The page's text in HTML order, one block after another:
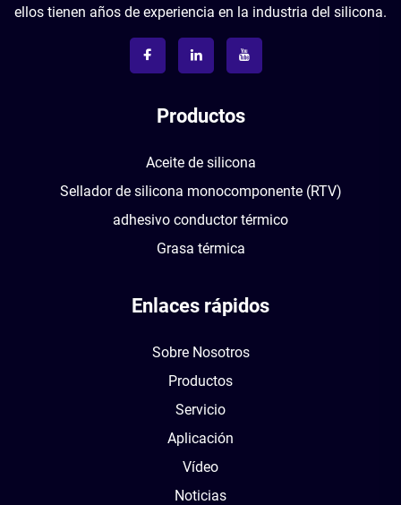
ellos tienen años de experiencia en la industria del silicona.
Productos
Aceite de silicona
Sellador de silicona monocomponente (RTV)
adhesivo conductor térmico
Grasa térmica
Enlaces rápidos
Sobre Nosotros
Productos
Servicio
Aplicación
Vídeo
Noticias